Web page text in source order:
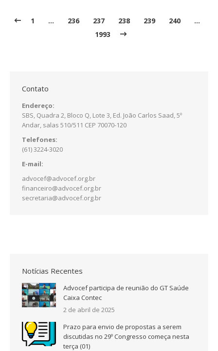
1 … 236 237 238 239 240
…
1993
Contato
Endereço:
SBS, Quadra 2, Bloco Q, Lote 3, Ed. João Carlos Saad, 5º
Andar, salas 510/511 CEP 70070-120
Telefones:
(61) 3224-3020
E-mail:
advocef@advocef.org.br
financeiro@advocef.org.br
secretaria@advocef.org.br
Notícias Recentes
Advocef participa de reunião do GT Saúde
Caixa Contec
2 de abril de 2025
Prazo para envio de propostas a serem
discutidas no 29º Congresso começa nesta
terça (01)